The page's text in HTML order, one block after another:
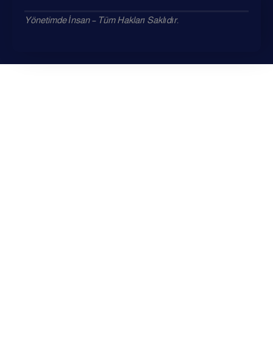
Yönetimde İnsan – Tüm Hakları Saklıdır.